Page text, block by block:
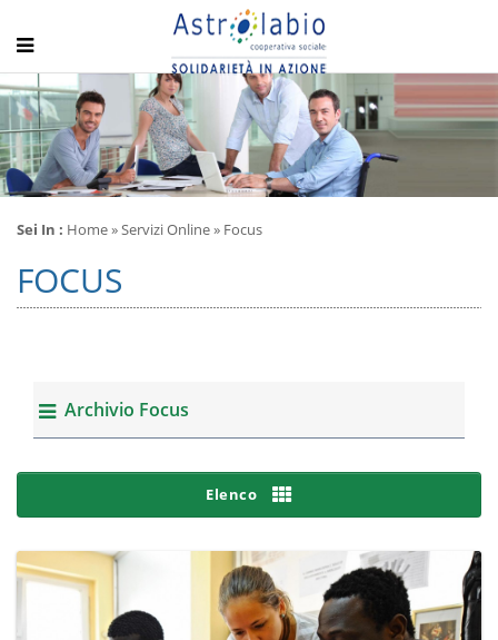
Sei In : Home» Servizi Online » Focus
FOCUS
Archivio Focus
Elenco